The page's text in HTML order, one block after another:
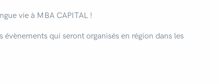
vie à MBA CAPITAL !
qui seront organisés en région dans les